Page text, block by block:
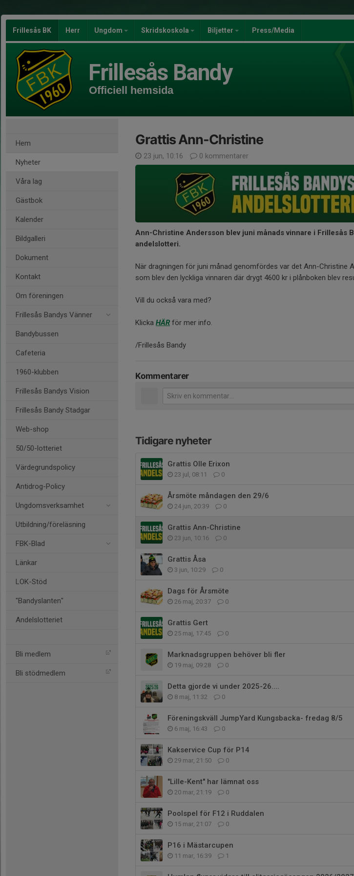
Frillesås BK Herr Ungdom Skridskoskola Biljetter Press/Media
Frillesås Bandy
Officiell hemsida
Hem
Nyheter
Våra lag
Gästbok
Kalender
Bildgalleri
Dokument
Kontakt
Om föreningen
Frillesås Bandys Vänner
Bandybussen
Cafeteria
1960-klubben
Frillesås Bandys Vision
Frillesås Bandy Stadgar
Web-shop
50/50-lotteriet
Värdegrundspolicy
Antidrog-Policy
Ungdomsverksamhet
Utbildning/föreläsning
FBK-Blad
Länkar
LOK-Stöd
"Bandyslanten"
Andelslotteriet
Bli medlem
Bli stödmedlem
Grattis Ann-Christine
23 jun, 10:16 0 kommentarer
Ann-Christine Andersson blev juni månads vinnare i Frillesås
andelslotteri.
När dragningen för juni månad genomfördes var det Ann-Christine
som blev den lyckliga vinnaren där drygt 4600 kr i plånboken blev
Vill du också vara med?
Klicka HÄR för mer info.
/Frillesås Bandy
Kommentarer
Tidigare nyheter
Grattis Olle Erixon
23 jul, 08:11 0
Årsmöte måndagen den 29/6
24 jun, 20:39 0
Grattis Ann-Christine
23 jun, 10:16 0
Grattis Åsa
3 jun, 10:29 0
Dags för Årsmöte
26 maj, 20:37 0
Grattis Gert
25 maj, 17:45 0
Marknadsgruppen behöver bli fler
19 maj, 09:28 0
Detta gjorde vi under 2025-26....
8 maj, 11:32 0
Föreningskväll JumpYard Kungsbacka- fredag 8/5
6 maj, 16:43 0
Kakservice Cup för P14
29 mar, 21:50 0
"Lille-Kent" har lämnat oss
20 mar, 21:19 0
Poolspel för F12 i Ruddalen
15 mar, 21:07 0
P16 i Mästarcupen
11 mar, 16:39 1